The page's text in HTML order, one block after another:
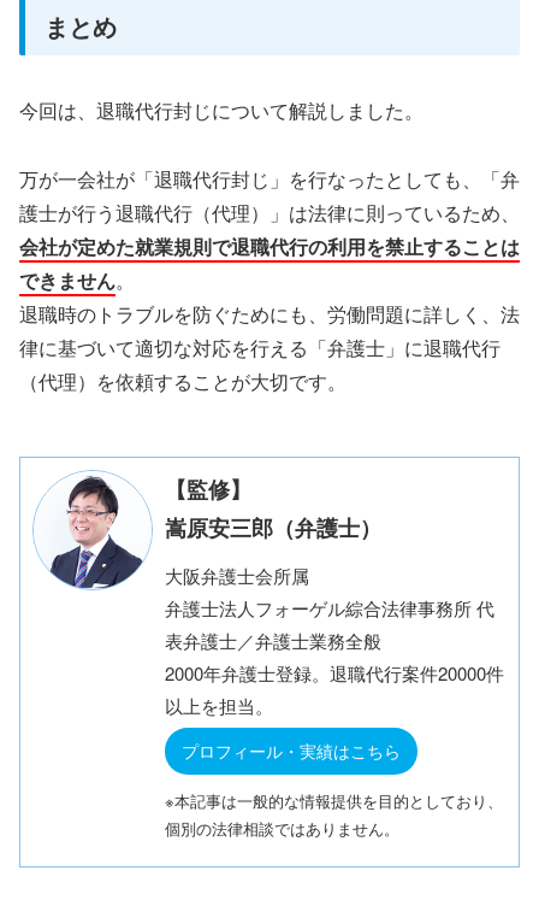
まとめ
今回は、退職代行封じについて解説しました。
万が一会社が「退職代行封じ」を行なったとしても、「弁
護士が行う退職代行（代理）」は法律に則っているため、
会社が定めた就業規則で退職代行の利用を禁止することは
できません。
退職時のトラブルを防ぐためにも、労働問題に詳しく、法
律に基づいて適切な対応を行える「弁護士」に退職代行
（代理）を依頼することが大切です。
【監修】
嵩原安三郎（弁護士）
大阪弁護士会所属
弁護士法人フォーゲル綜合法律事務所 代
表弁護士／弁護士業務全般
2000年弁護士登録。退職代行案件20000件
以上を担当。
プロフィール・実績はこちら
※本記事は一般的な情報提供を目的としており、
個別の法律相談ではありません。